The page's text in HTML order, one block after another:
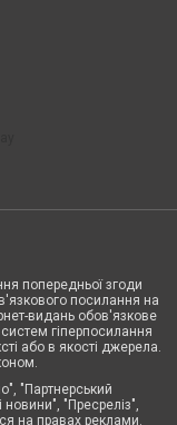
попередньої згоди
посилання на
видань обов'язкове
гіперпосилання
або в якості джерела.
"Партнерський
"Пресреліз",
на правах реклами.